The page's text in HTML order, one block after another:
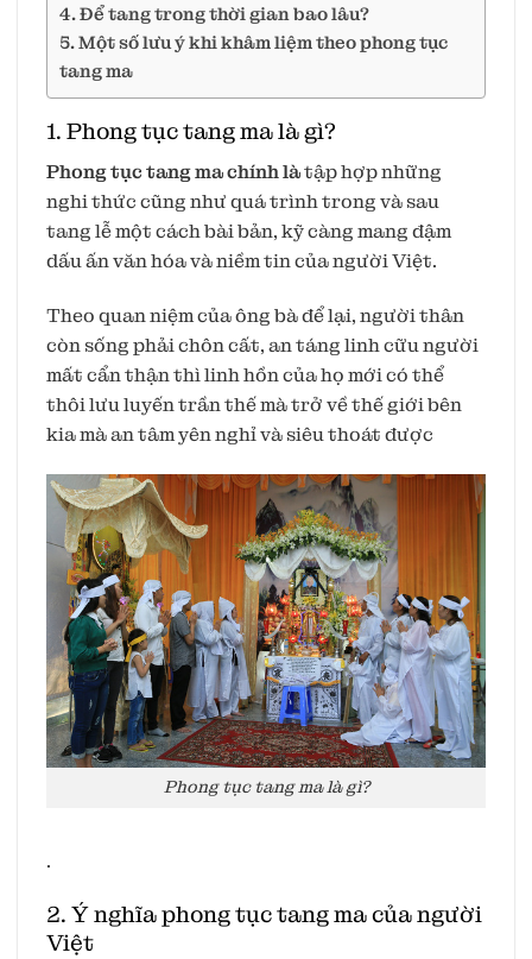
4. Để tang trong thời gian bao lâu?
5. Một số lưu ý khi khâm liệm theo phong tục
tang ma
1. Phong tục tang ma là gì?
Phong tục tang ma chính làtập hợp những
nghi thức cũng như quá trình trong và sau
tang lễ một cách bài bản, kỹ càng mang đậm
dấu ấn văn hóa và niềm tin của người Việt.
Theo quan niệm của ông bà để lại, người thân
còn sống phải chôn cất, an táng linh cữu người
mất cẩn thận thì linh hồn của họ mới có thể
thôi lưu luyến trần thế mà trở về thế giới bên
kia mà an tâm yên nghỉ và siêu thoát được
Phong tục tang ma là gì?
.
2. Ý nghĩa phong tục tang ma của người
Việt